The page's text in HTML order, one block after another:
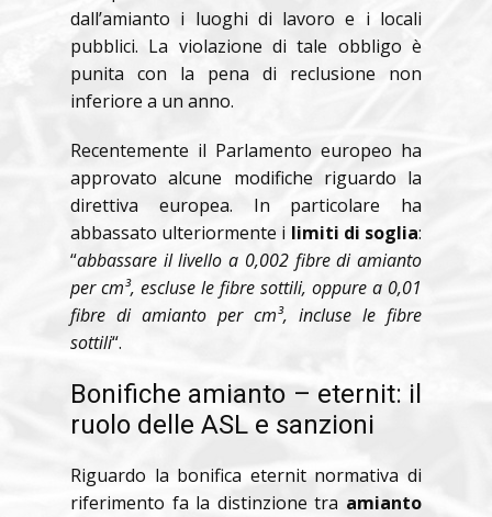
dall’amianto i luoghi di lavoro e i locali
pubblici. La violazione di tale obbligo è
punita con la pena di reclusione non
inferiore a un anno.
Recentemente il Parlamento europeo ha
approvato alcune modifiche riguardo la
direttiva europea. In particolare ha
abbassato ulteriormente i limiti di soglia:
“abbassare il livello a 0,002 fibre di amianto
per cm³, escluse le fibre sottili, oppure a 0,01
fibre di amianto per cm³, incluse le fibre
sottili“.
Bonifiche amianto – eternit: il
ruolo delle ASL e sanzioni
Riguardo la bonifica eternit normativa di
riferimento fa la distinzione tra amianto